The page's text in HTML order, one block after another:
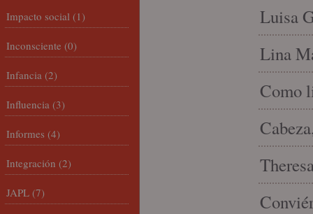
Luisa
Lina
Como
Impacto social (1)
Inconsciente (0)
Infancia (2)
Influencia (3)
Informes (4)
Integración (2)
JAPL (7)